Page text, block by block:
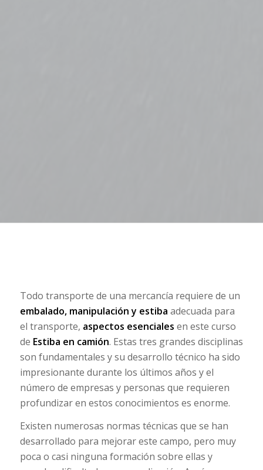
Todo transporte de una mercancía requiere de un
embalado, manipulación y estiba adecuada para
el transporte, aspectos esenciales en este curso
de Estiba en camión. Estas tres grandes disciplinas
son fundamentales y su desarrollo técnico ha sido
impresionante durante los últimos años y el
número de empresas y personas que requieren
profundizar en estos conocimientos es enorme.
Existen numerosas normas técnicas que se han
desarrollado para mejorar este campo, pero muy
poca o casi ninguna formación sobre ellas y